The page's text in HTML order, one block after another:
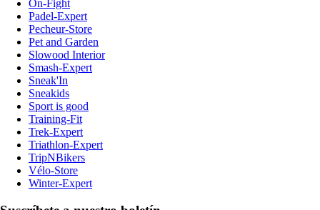
On-Fight
Padel-Expert
Pecheur-Store
Pet and Garden
Slowood Interior
Smash-Expert
Sneak'In
Sneakids
Sport is good
Training-Fit
Trek-Expert
Triathlon-Expert
TripNBikers
Vélo-Store
Winter-Expert